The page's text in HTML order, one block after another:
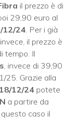
il prezzo è di
29,90 euro al
12/24. Per i già
il prezzo è
tempo. Il
, invece di 39,90
25. Grazie alla
18/12/24 potete
a partire da
questo caso il